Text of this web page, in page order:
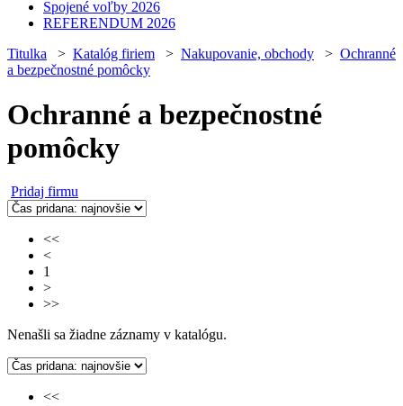
Spojené voľby 2026
REFERENDUM 2026
Titulka > Katalóg firiem > Nakupovanie, obchody > Ochranné
a bezpečnostné pomôcky
Ochranné a bezpečnostné
pomôcky
Pridaj firmu
<<
<
1
>
>>
Nenašli sa žiadne záznamy v katalógu.
<<